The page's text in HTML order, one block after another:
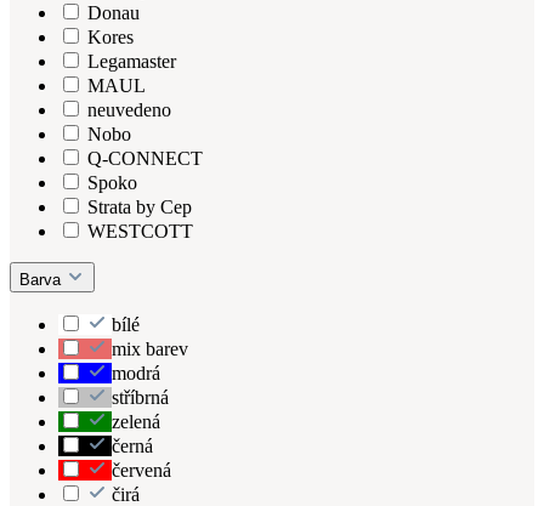
Donau
Kores
Legamaster
MAUL
neuvedeno
Nobo
Q-CONNECT
Spoko
Strata by Cep
WESTCOTT
Barva
bílé
mix barev
modrá
stříbrná
zelená
černá
červená
čirá